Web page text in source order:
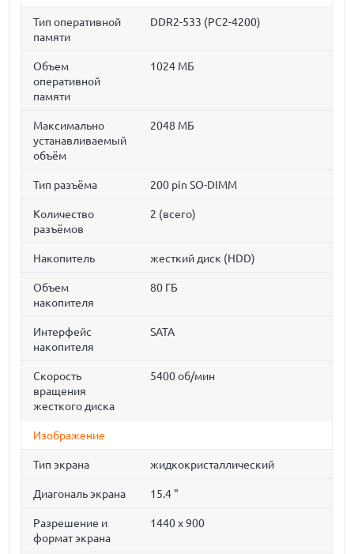
Тип оперативной
памяти
DDR2-533 (PC2-4200)
Объем
оперативной
памяти
1024 МБ
Максимально
устанавливаемый
объём
2048 МБ
Тип разъёма 200 pin SO-DIMM
Количество
разъёмов
2 (всего)
Накопитель жесткий диск (HDD)
Объем
накопителя
80 ГБ
Интерфейс
накопителя
SATA
Скорость
вращения
жесткого диска
5400 об/мин
Изображение
Тип экрана жидкокристаллический
Диагональ экрана 15.4 "
Разрешение и
формат экрана
1440 x 900